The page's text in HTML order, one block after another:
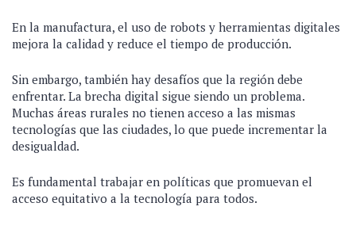
En la manufactura, el uso de robots y herramientas digitales
mejora la calidad y reduce el tiempo de producción.
Sin embargo, también hay desafíos que la región debe
enfrentar. La brecha digital sigue siendo un problema.
Muchas áreas rurales no tienen acceso a las mismas
tecnologías que las ciudades, lo que puede incrementar la
desigualdad.
Es fundamental trabajar en políticas que promuevan el
acceso equitativo a la tecnología para todos.